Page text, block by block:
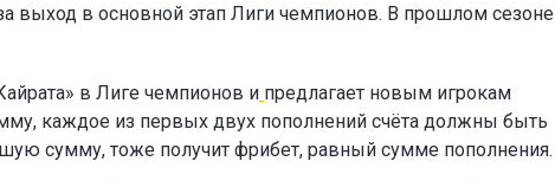
выход в основной этап Лиги чемпионов. В прошлом сезоне
в Лиге чемпионов и предлагает новым игрокам
каждое из первых двух пополнений счёта должны быть
сумму, тоже получит фрибет, равный сумме пополнения.